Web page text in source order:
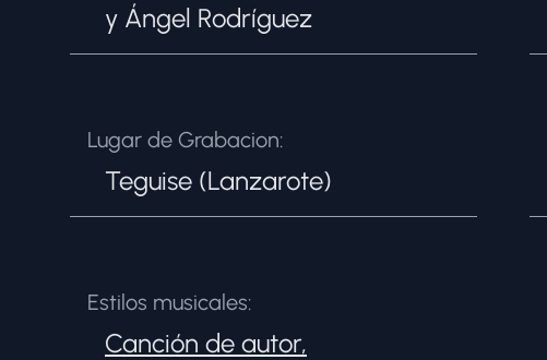
y Ángel Rodríguez
Lugar de Grabacion:
Teguise (Lanzarote)
Estilos musicales:
Canción de autor,